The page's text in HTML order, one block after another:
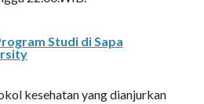
Studi di Sapa
kesehatan yang dianjurkan